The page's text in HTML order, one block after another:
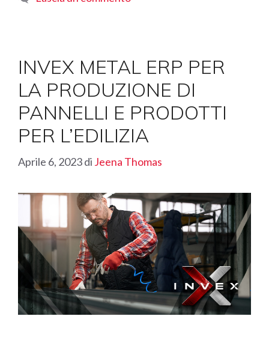
INVEX METAL ERP PER
LA PRODUZIONE DI
PANNELLI E PRODOTTI
PER L’EDILIZIA
Aprile 6, 2023di Jeena Thomas